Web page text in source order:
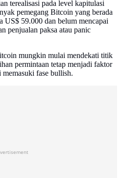
terealisasi pada level kapitulasi
pemegang Bitcoin yang berada
US$ 59.000 dan belum mencapai
penjualan paksa atau panic
mungkin mulai mendekati titik
permintaan tetap menjadi faktor
memasuki fase bullish.